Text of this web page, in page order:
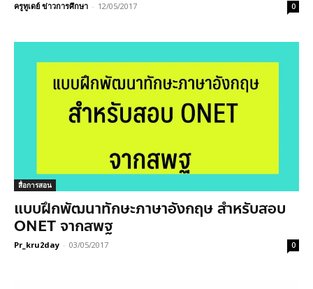
ครูทูเดย์ ข่าวการศึกษา - 12/05/2017 0
สื่อการสอน
แบบฝึกพัฒนาทักษะภาษาอังกฤษ สำหรับสอบ
ONET จากสพฐ
Pr_kru2day - 03/05/2017 0